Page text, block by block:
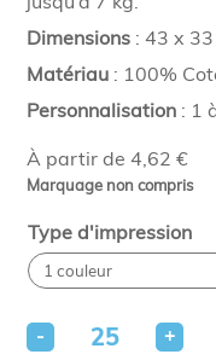
À partir de 4,62 €
Marquage non compris
Dimensions : 43 x
Matériau : 100%
Personnalisation : 1
Type d'impression
- +